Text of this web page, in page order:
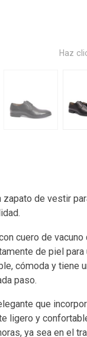
Haz
zapato de vestir
cuero de
de piel
cómoda y tiene
paso.
que
ligero y
ya sea en el